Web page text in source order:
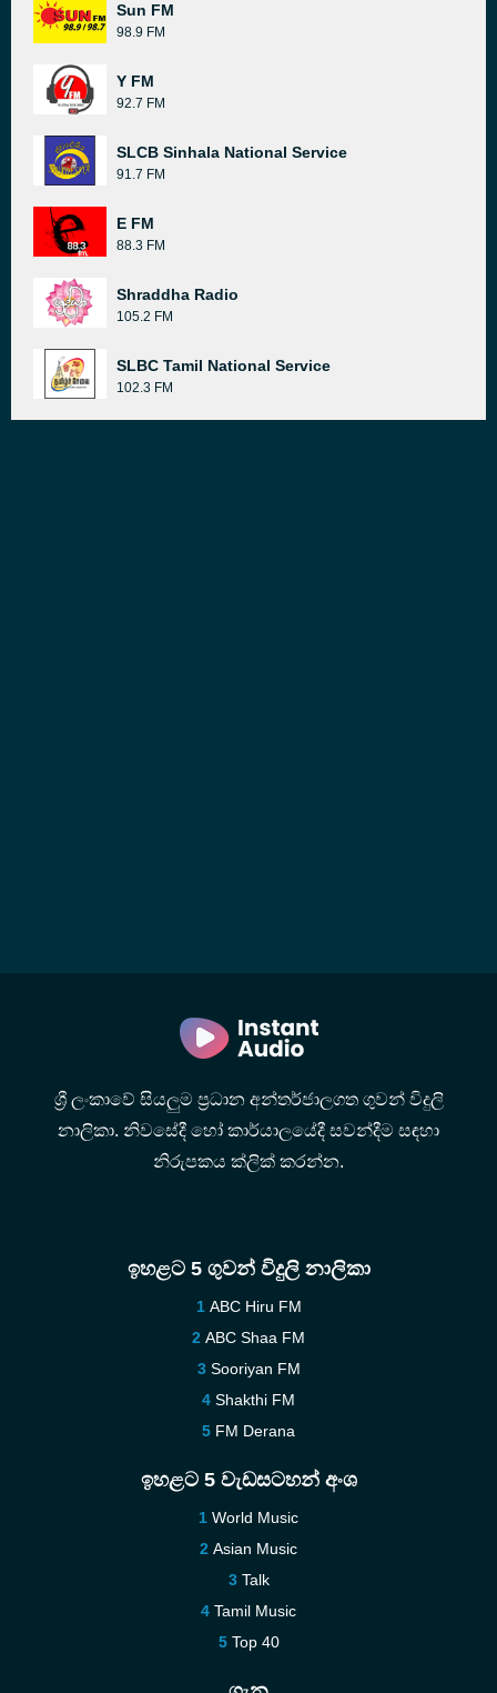
Sun FM
98.9 FM
Y FM
92.7 FM
SLCB Sinhala National Service
91.7 FM
E FM
88.3 FM
Shraddha Radio
105.2 FM
SLBC Tamil National Service
102.3 FM
ශ්‍රී ලංකාවේ සියලුම ප්‍රධාන අන්තර්ජාලගත ගුවන් විදුලි
නාලිකා. නිවසේදී හෝ කාර්යාලයේදී සවන්දීම සඳහා
නිරුපකය ක්ලික් කරන්න.
ඉහළට 5 ගුවන් විදුලි නාලිකා
ABC Hiru FM
ABC Shaa FM
Sooriyan FM
Shakthi FM
FM Derana
ඉහළට 5 වැඩසටහන් අංශ
World Music
Asian Music
Talk
Tamil Music
Top 40